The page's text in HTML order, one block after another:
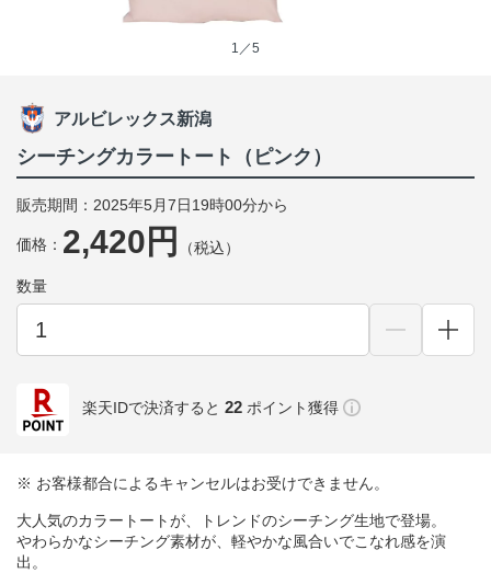
1／5
アルビレックス新潟
シーチングカラートート（ピンク）
販売期間：2025年5月7日19時00分から
価格： 2,420円 （税込）
数量
楽天IDで決済すると 22 ポイント獲得
※ お客様都合によるキャンセルはお受けできません。
大人気のカラートートが、トレンドのシーチング生地で登場。
やわらかなシーチング素材が、軽やかな風合いでこなれ感を演
出。